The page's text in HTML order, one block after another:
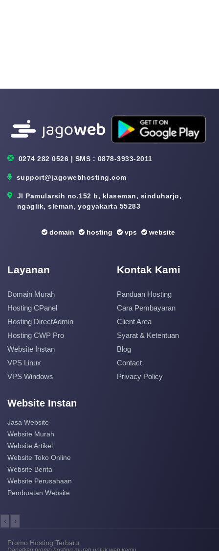
0274 282 0526 | SMS : 0878-3933-2011
support@jagowebhosting.com
Jl Pamularsih no.152 b, klaseman, sinduharjo,
ngaglik, sleman, yogyakarta 55283
domain hosting vps website
Layanan
Domain Murah
Hosting CPanel
Hosting DirectAdmin
Hosting CWP Pro
Website Instan
VPS Linux
VPS Windows
Kontak Kami
Panduan Hosting
Cara Pembayaran
Client Area
Syarat & Ketentuan
Blog
Contact
Privacy Policy
Website Instan
Jasa Website
Website Murah
Website Artikel
Website Toko Online
Website Berita
Website Perusahaan
Pembuatan Website
‹ ›
Promo Hosting Terbaru